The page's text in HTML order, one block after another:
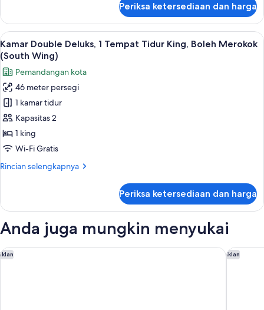
King,
Bebas
Asap
Rokok,
pemandangan
kota
(Palace
Side)
Kamar
Double
Superior,
1
Tempat
Tidur
King,
Bebas
Asap
Rokok,
kota
(Palace
Periksa ketersediaan dan harga
Lihat
semua
foto
untuk
Kamar
Double
Deluks,
1
Tempat
King,
(South
Wing)
Kamar Double Deluks, 1 Tempat
1
Kamar Double Deluks, 1 Tempat Tidur King, Boleh Merokok
(South Wing)
Pemandangan kota
46 meter persegi
1 kamar tidur
Kapasitas 2
1 king
Wi-Fi Gratis
Rincian selengkapnya
Rincian
Kamar
Deluks,
Tempat
Tidur
Periksa ketersediaan dan harga
Anda juga mungkin menyukai
Iklan
Oakwood Premier Tokyo Iklan
The